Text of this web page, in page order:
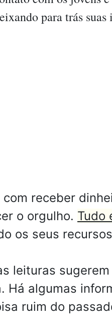
para trás
com receber
o orgulho. Tudo
os seus
leituras
Há algumas
ruim do